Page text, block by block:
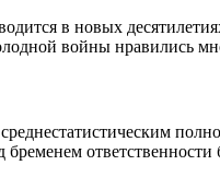
в новых
войны нравились
ответственности